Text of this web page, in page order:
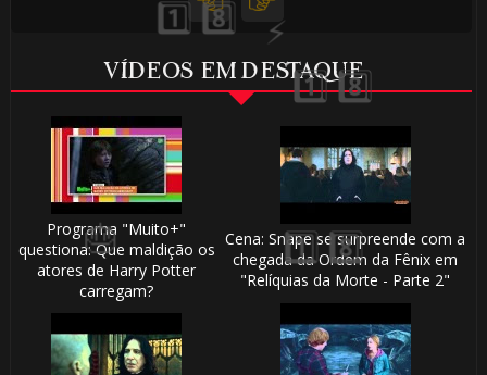
VÍDEOS EM DESTAQUE
Programa "Muito+"
questiona: Que maldição os
atores de Harry Potter
carregam?
Cena: Snape se surpreende com a
chegada da Ordem da Fênix em
"Relíquias da Morte - Parte 2"
🎂